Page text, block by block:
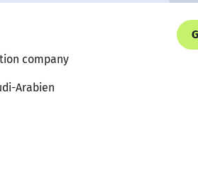
company
Arabien